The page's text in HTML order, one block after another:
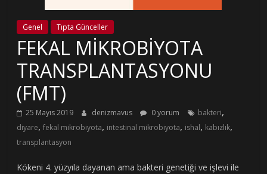
Genel Tıpta Günceller
FEKAL MİKROBİYOTA
TRANSPLANTASYONU
(FMT)
25 Mayıs 2019 denizmavus 0 yorum bakteri,
diyare,fekal mikrobiyota, intestinal mikrobiyota, ishal, kabızlık,
transplantasyon
Kökeni 4. yüzyıla dayanan ama bakteri genetiği ve işlevi ile